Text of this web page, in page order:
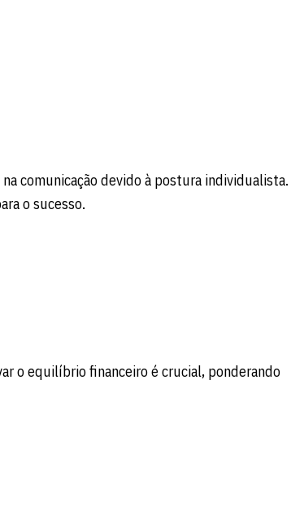
comunicação devido à postura individualista.
o sucesso.
o equilíbrio financeiro é crucial, ponderando